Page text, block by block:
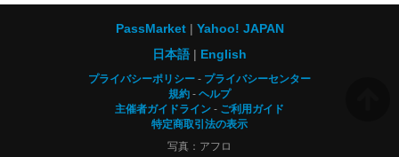
PassMarket
Yahoo! JAPAN
日本語
English
プライバシーポリシー
プライバシーセンター
規約
ヘルプ
主催者ガイドライン
ご利用ガイド
特定商取引法の表示
写真：アフロ